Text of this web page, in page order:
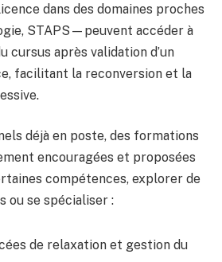
dans des domaines proches
STAPS—peuvent accéder à
cursus après validation d’un
facilitant la reconversion et la
déjà en poste, des formations
encouragées et proposées
compétences, explorer de
ou se spécialiser :
de relaxation et gestion du